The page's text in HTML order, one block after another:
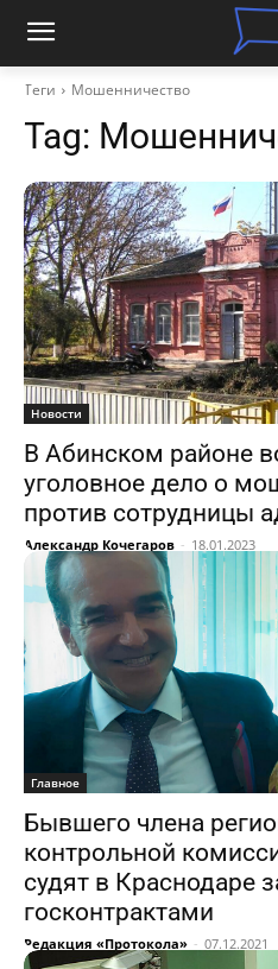
Теги Мошенничество
Tag:
Новости
В Абинском районе
уголовное дело о
против сотрудницы
Александр Кочегаров - 18.01.2023
Главное
Бывшего члена
контрольной
судят в Краснодаре
госконтрактами
Редакция «Протокола» - 07.12.2021